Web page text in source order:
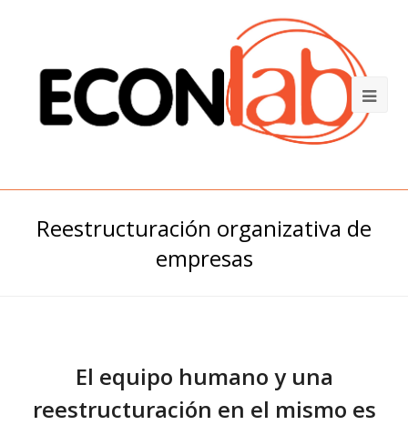
Reestructuración organizativa de
empresas
El equipo humano y una
reestructuración en el mismo es